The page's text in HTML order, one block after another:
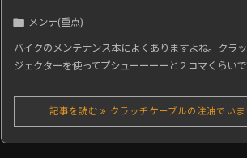
 メンテ(重点)
バイクのメンテナンス本によくありますよね。クラ
ジェクターを使ってプシューーーーと２コマくらい
記事を読む クラッチケーブルの注油でい